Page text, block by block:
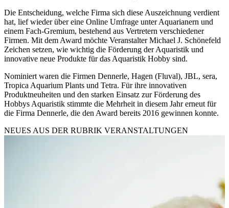
Die Entscheidung, welche Firma sich diese Auszeichnung verdient
hat, lief wieder über eine Online Umfrage unter Aquarianern und
einem Fach-Gremium, bestehend aus Vertretern verschiedener
Firmen. Mit dem Award möchte Veranstalter Michael J. Schönefeld
Zeichen setzen, wie wichtig die Förderung der Aquaristik und
innovative neue Produkte für das Aquaristik Hobby sind.
Nominiert waren die Firmen Dennerle, Hagen (Fluval), JBL, sera,
Tropica Aquarium Plants und Tetra. Für ihre innovativen
Produktneuheiten und den starken Einsatz zur Förderung des
Hobbys Aquaristik stimmte die Mehrheit in diesem Jahr erneut für
die Firma Dennerle, die den Award bereits 2016 gewinnen konnte.
NEUES AUS DER RUBRIK VERANSTALTUNGEN